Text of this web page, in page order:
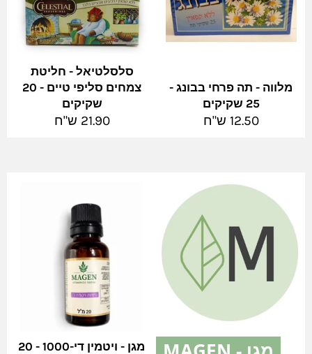
מלווה - תה פרחי בבונג -
25 שקיקים
מחיר
12.50 ש"ח
סלסלטיאל - חליטת
צמחים סליפי טיים - 20
שקיקים
מחיר
21.90 ש"ח
מגן - ויטמין די-1000 - 20